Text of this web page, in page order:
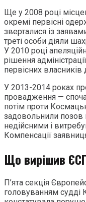
Ще у 2008 році
окремі первісні
зверталися із
треті особи діяли
У 2010 році
рішення
первісних
У 2013-2014 роках
провадження —
потім проти
задовольнили позов
недійсними і
Компенсації
Що вирішив
П’ята секція
головуванням судді